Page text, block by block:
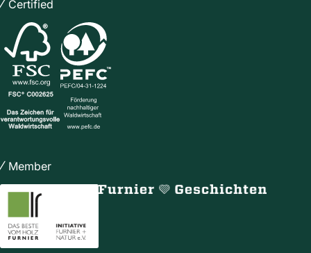
Certified
Member